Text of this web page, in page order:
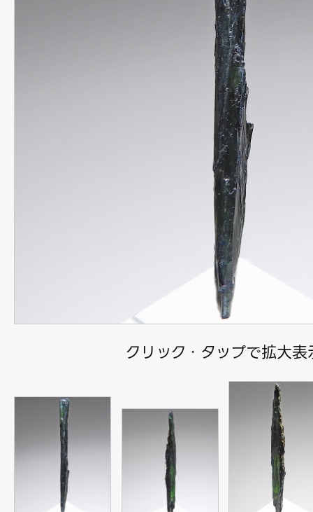
クリック・タップで拡大表